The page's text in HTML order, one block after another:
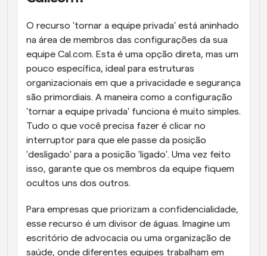
O recurso 'tornar a equipe privada' está aninhado
na área de membros das configurações da sua
equipe Cal.com. Esta é uma opção direta, mas um
pouco específica, ideal para estruturas
organizacionais em que a privacidade e segurança
são primordiais. A maneira como a configuração
'tornar a equipe privada' funciona é muito simples.
Tudo o que você precisa fazer é clicar no
interruptor para que ele passe da posição
'desligado' para a posição 'ligado'. Uma vez feito
isso, garante que os membros da equipe fiquem
ocultos uns dos outros.
Para empresas que priorizam a confidencialidade,
esse recurso é um divisor de águas. Imagine um
escritório de advocacia ou uma organização de
saúde, onde diferentes equipes trabalham em